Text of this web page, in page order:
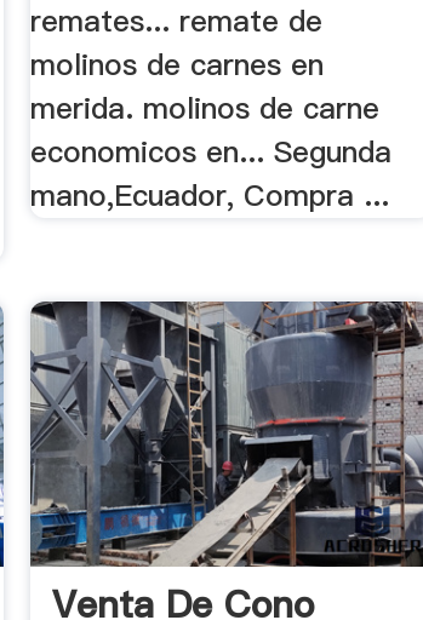
remates... remate de
molinos de carnes en
merida. molinos de carne
economicos en... Segunda
mano,Ecuador, Compra ...
Venta De Cono